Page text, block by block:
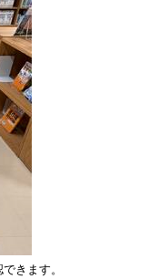
きます。